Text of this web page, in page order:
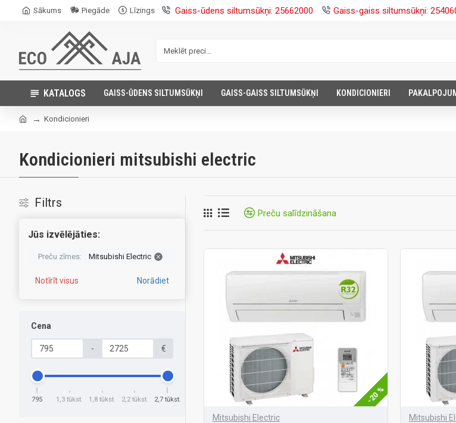
Sākums Piegāde Līzings Gaiss-ūdens siltumsūkņi: 25662000 Gaiss-gaiss siltumsūkņi:
KATALOGS GAISS-ŪDENS SILTUMSŪKŅI GAISS-GAISS SILTUMSŪKŅI KONDICIONIERI
Kondicionieri
Kondicionieri mitsubishi electric
Filtrs
Jūs izvēlējāties:
Preču zīmes: Mitsubishi Electric
Notīrīt visus Norādiet
Cena
- €
795 1,3 tūkst. 1,8 tūkst. 2,2 tūkst. 2,7 tūkst.
Preču salīdzināšana
-20 %
Mitsubishi Electric
Mitsubishi